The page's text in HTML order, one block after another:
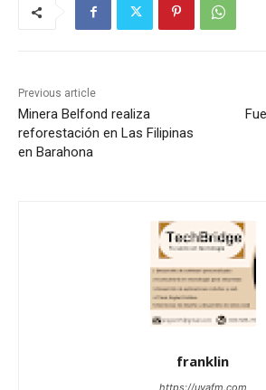
Previous article
Minera Belfond realiza
reforestación en Las Filipinas
en Barahona
franklin
https://uvafm.com